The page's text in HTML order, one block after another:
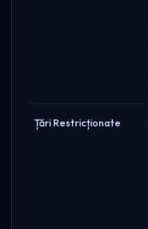
Țări Restricționate